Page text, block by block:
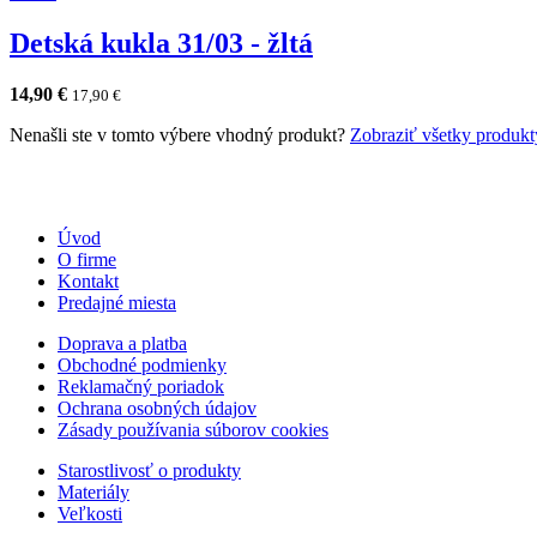
Detská kukla 31/03 - žltá
14,90 € 17,90 €
Nenašli ste v tomto výbere vhodný produkt? Zobraziť všetky
Úvod
O firme
Kontakt
Predajné miesta
Doprava a platba
Obchodné podmienky
Reklamačný poriadok
Ochrana osobných údajov
Zásady používania súborov cookies
Starostlivosť o produkty
Materiály
Veľkosti